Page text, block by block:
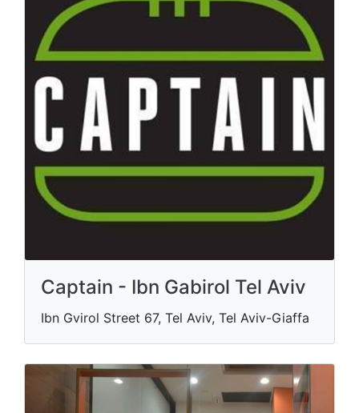
Captain - Ibn Gabirol Tel Aviv
Ibn Gvirol Street 67, Tel Aviv, Tel Aviv-Giaffa